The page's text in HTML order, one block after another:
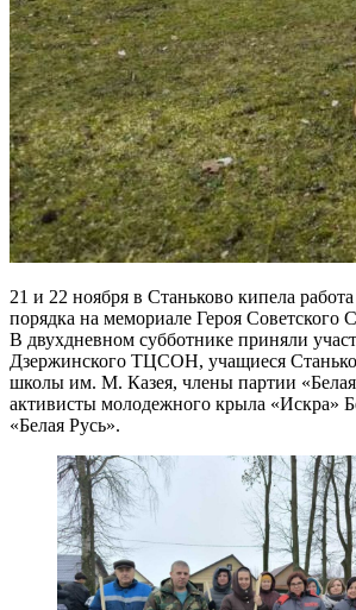
21 и 22 ноября в Станьково кипела
порядка на мемориале Героя Советского
В двухдневном субботнике приняли
Дзержинского ТЦСОН, учащиеся
школы им. М. Казея, члены партии «Белая
активисты молодежного крыла «Искра»
«Белая Русь».